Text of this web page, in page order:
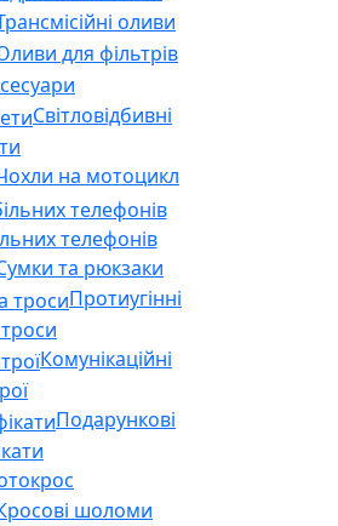
оливи
для фільтрів
Світловідбивні
на мотоцикл
телефонів
та рюкзаки
Протиугінні
Комунікаційні
Подарункові
шоломи